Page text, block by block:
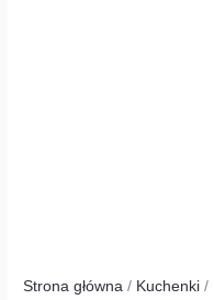
Strona główna / Kuchenki /